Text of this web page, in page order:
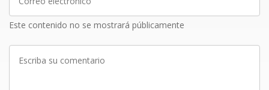
electrónico
Este contenido no se mostrará públicamente